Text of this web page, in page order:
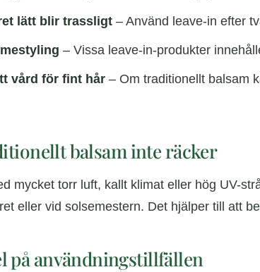
lätt blir trassligt– Använd leave-in efter
– Vissa leave-in-produkter
vård för fint hår– Om traditionellt balsam
balsam inte räcker
mycket torr luft, kallt klimat eller hög UV-
eller vid solsemestern. Det hjälper till att
på användningstillfällen